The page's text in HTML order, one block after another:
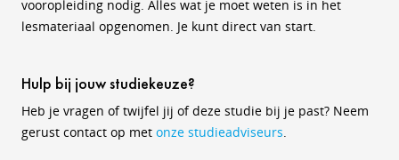
vooropleiding nodig. Alles wat je moet weten is in het
lesmateriaal opgenomen. Je kunt direct van start.
Hulp bij jouw studiekeuze?
Heb je vragen of twijfel jij of deze studie bij je past? Neem
gerust contact op met onze studieadviseurs.